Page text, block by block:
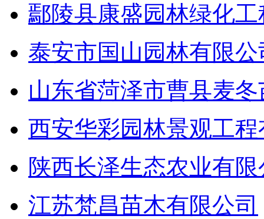
鄢陵县康盛园林绿化
泰安市国山园林有限公
山东省菏泽市曹县麦
西安华彩园林景观工
陕西长泽生态农业有
江苏梵昌苗木有限公司